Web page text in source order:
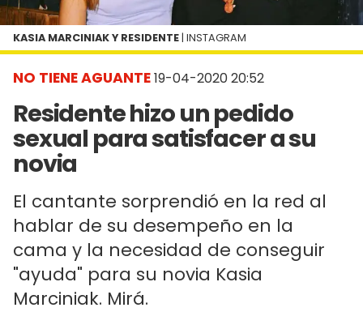
NO TIENE AGUANTE19-04-2020 20:52
Residente hizo un pedido
sexual para satisfacer a su
novia
El cantante sorprendió en la red al
hablar de su desempeño en la
cama y la necesidad de conseguir
"ayuda" para su novia Kasia
Marciniak. Mirá.
KASIA MARCINIAK Y RESIDENTE | INSTAGRAM